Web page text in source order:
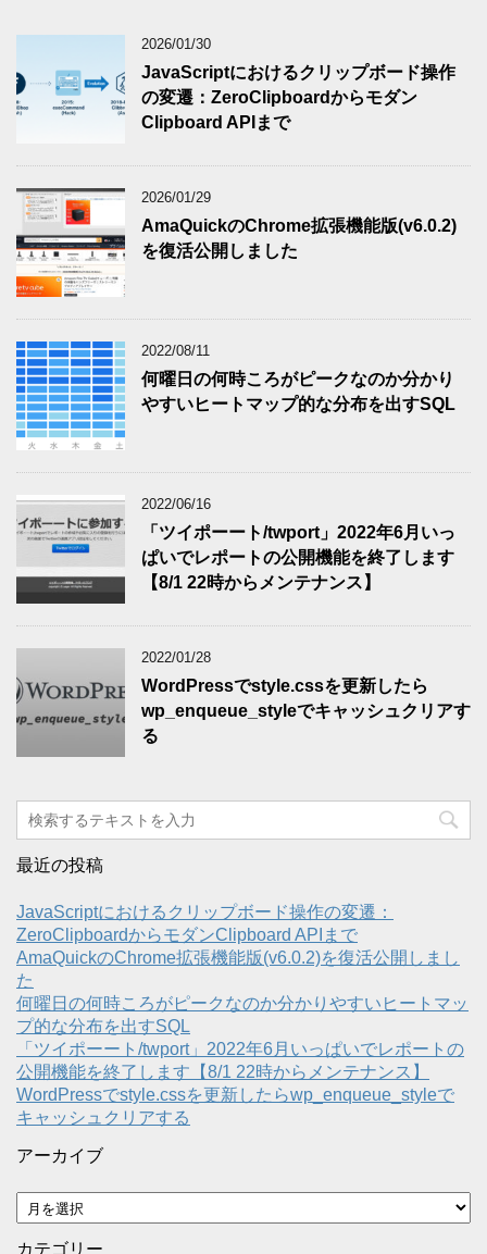
2026/01/30
JavaScriptにおけるクリップボード操作
の変遷：ZeroClipboardからモダン
Clipboard APIまで
2026/01/29
AmaQuickのChrome拡張機能版(v6.0.2)
を復活公開しました
2022/08/11
何曜日の何時ころがピークなのか分かり
やすいヒートマップ的な分布を出すSQL
2022/06/16
「ツイポーート/twport」2022年6月いっ
ぱいでレポートの公開機能を終了します
【8/1 22時からメンテナンス】
2022/01/28
WordPressでstyle.cssを更新したら
wp_enqueue_styleでキャッシュクリアす
る
最近の投稿
JavaScriptにおけるクリップボード操作の変遷：
ZeroClipboardからモダンClipboard APIまで
AmaQuickのChrome拡張機能版(v6.0.2)を復活公開しまし
た
何曜日の何時ころがピークなのか分かりやすいヒートマッ
プ的な分布を出すSQL
「ツイポーート/twport」2022年6月いっぱいでレポートの
公開機能を終了します【8/1 22時からメンテナンス】
WordPressでstyle.cssを更新したらwp_enqueue_styleで
キャッシュクリアする
アーカイブ
ア
ー
カ
カテゴリー